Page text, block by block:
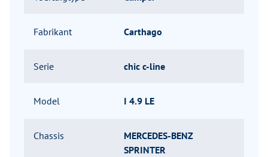
Fabrikant Carthago
Serie chic c-line
Model I 4.9 LE
Chassis
MERCEDES-BENZ
SPRINTER